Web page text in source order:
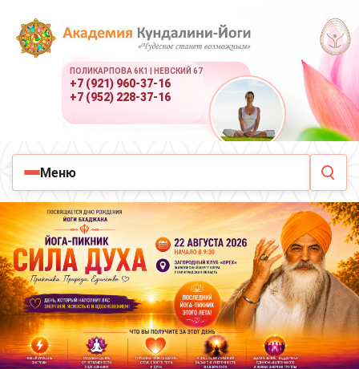
ПОЛИКАРПОВА 6К1 | НЕВСКИЙ 67
+7 (921) 960-37-16
+7 (952) 228-37-16
Меню